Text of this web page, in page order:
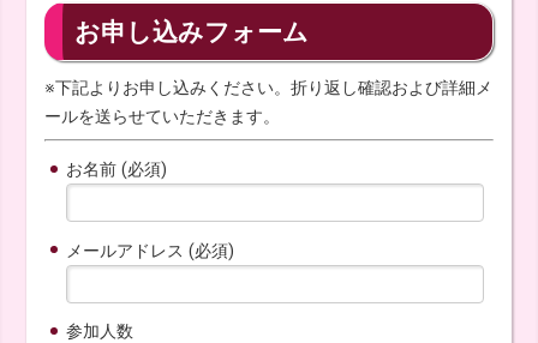
お申し込みフォーム
※下記よりお申し込みください。折り返し確認および詳細メ
ールを送らせていただきます。
お名前 (必須)
メールアドレス (必須)
参加人数